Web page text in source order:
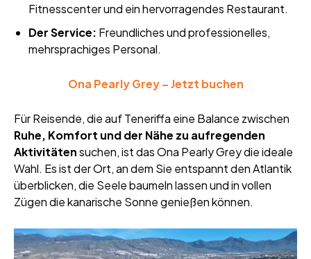
Fitnesscenter und ein hervorragendes Restaurant.
Der Service: Freundliches und professionelles,
mehrsprachiges Personal.
Ona Pearly Grey – Jetzt buchen
Für Reisende, die auf Teneriffa eine Balance zwischen
Ruhe, Komfort und der Nähe zu aufregenden
Aktivitätensuchen, ist das Ona Pearly Grey die ideale
Wahl. Es ist der Ort, an dem Sie entspannt den Atlantik
überblicken, die Seele baumeln lassen und in vollen
Zügen die kanarische Sonne genießen können.